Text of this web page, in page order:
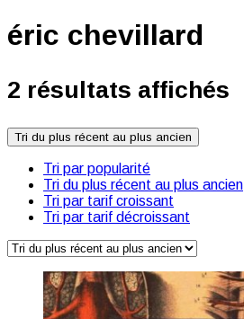
éric chevillard
2 résultats affichés
Tri du plus récent au plus ancien
Tri par popularité
Tri du plus récent au plus ancien
Tri par tarif croissant
Tri par tarif décroissant